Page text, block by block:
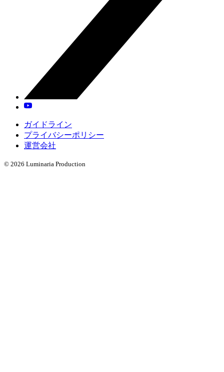
ガイドライン
プライバシーポリシー
運営会社
© 2026 Luminaria Production